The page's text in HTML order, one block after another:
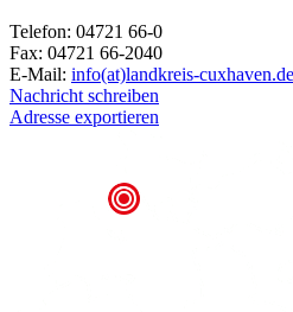
Telefon: 04721 66-0
Fax: 04721 66-2040
E-Mail: info(at)landkreis-cuxhaven.de
Nachricht schreiben
Adresse exportieren